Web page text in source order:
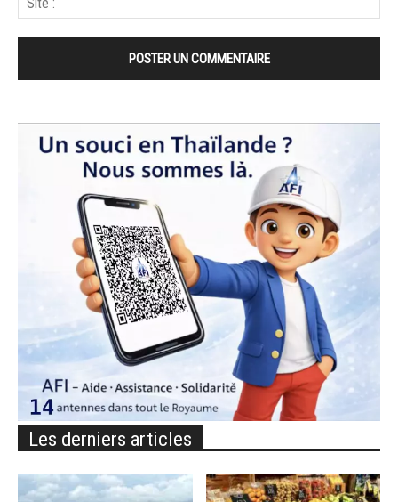
Les derniers articles